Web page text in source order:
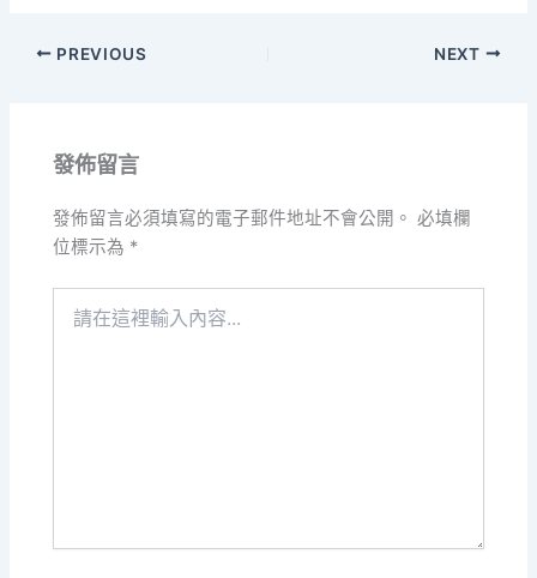
PREVIOUS NEXT
發佈留言
發佈留言必須填寫的電子郵件地址不會公開。 必填欄
位標示為 *